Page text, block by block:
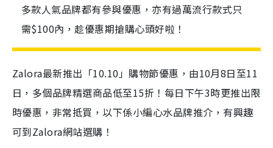
多款人氣品牌都有參與優惠，亦有過萬流行款式只
需$100內，趁優惠期搶購心頭好啦！
Zalora最新推出「10.10」購物節優惠，由10月8日至11
日，多個品牌精選商品低至15折！每日下午3時更推出限
時優惠，非常抵買，以下係小編心水品牌推介，有興趣
可到Zalora網站選購！